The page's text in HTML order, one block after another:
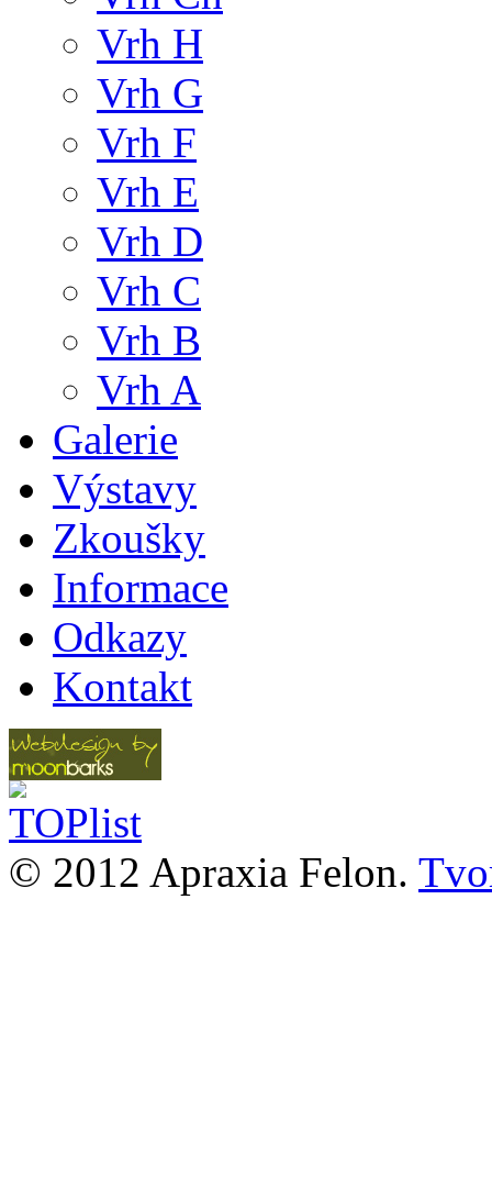
Vrh H
Vrh G
Vrh F
Vrh E
Vrh D
Vrh C
Vrh B
Vrh A
Galerie
Výstavy
Zkoušky
Informace
Odkazy
Kontakt
© 2012 Apraxia Felon.